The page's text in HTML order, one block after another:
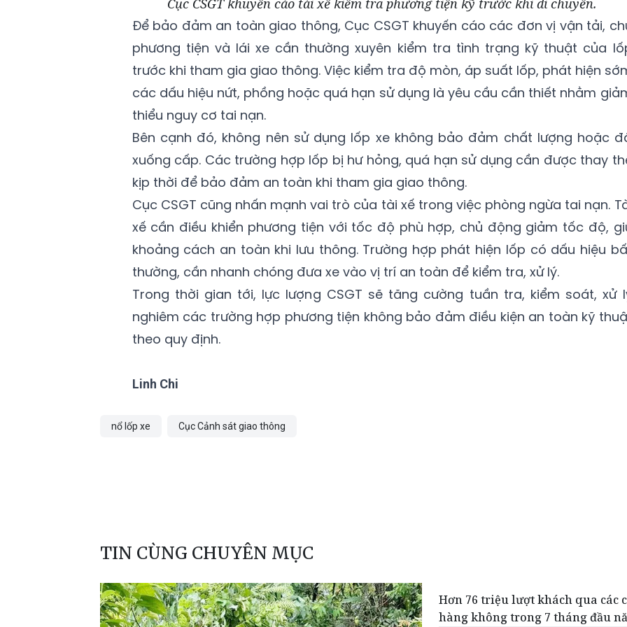
Cục CSGT khuyến cáo tài xế kiểm tra phương tiện kỹ trước khi di chuyển.
Để bảo đảm an toàn giao thông, Cục CSGT khuyến cáo các đơn vị vận tải,
phương tiện và lái xe cần thường xuyên kiểm tra tình trạng kỹ thuật của
trước khi tham gia giao thông. Việc kiểm tra độ mòn, áp suất lốp, phát hiện
các dấu hiệu nứt, phồng hoặc quá hạn sử dụng là yêu cầu cần thiết nhằm
thiểu nguy cơ tai nạn.
Bên cạnh đó, không nên sử dụng lốp xe không bảo đảm chất lượng hoặc
xuống cấp. Các trường hợp lốp bị hư hỏng, quá hạn sử dụng cần được thay
kịp thời để bảo đảm an toàn khi tham gia giao thông.
Cục CSGT cũng nhấn mạnh vai trò của tài xế trong việc phòng ngừa tai nạn.
xế cần điều khiển phương tiện với tốc độ phù hợp, chủ động giảm tốc độ,
khoảng cách an toàn khi lưu thông. Trường hợp phát hiện lốp có dấu hiệu
thường, cần nhanh chóng đưa xe vào vị trí an toàn để kiểm tra, xử lý.
Trong thời gian tới, lực lượng CSGT sẽ tăng cường tuần tra, kiểm soát, xử
nghiêm các trường hợp phương tiện không bảo đảm điều kiện an toàn kỹ
theo quy định.
Linh Chi
nổ lốp xe Cục Cảnh sát giao thông
TIN CÙNG CHUYÊN MỤC
Hơn 76 triệu lượt khách qua các
hàng không trong 7 tháng đầu